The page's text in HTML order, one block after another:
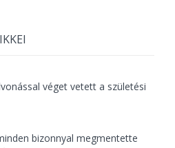
véget vetett a születési
bizonnyal megmentette